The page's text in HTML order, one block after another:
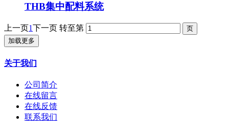
THB集中配料系统
上一页1下一页 转至第
加载更多
关于我们
公司简介
在线留言
在线反馈
联系我们